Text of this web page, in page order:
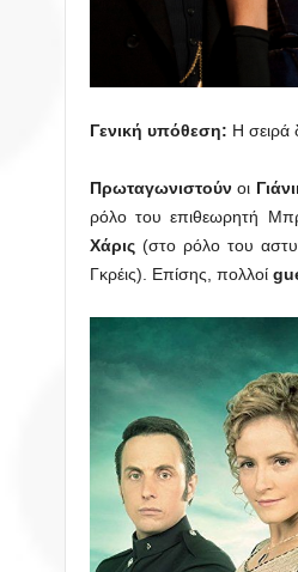
Γενική υπόθεση: Η σειρά
Πρωταγωνιστούνοι
ρόλο του επιθεωρητή
Χάρις(στο ρόλο του
Γκρέις). Επίσης, πολλοί